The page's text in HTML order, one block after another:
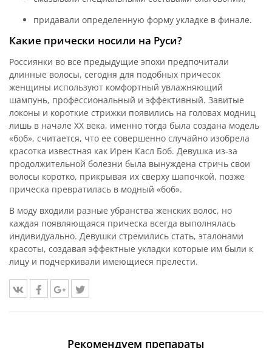
придавали определенную форму укладке в финале.
Какие прически носили на Руси?
Россиянки во все предыдущие эпохи предпочитали
длинные волосы, сегодня для подобных причесок
женщины используют комфортный увлажняющий
шампунь, профессиональный и эффективный. Завитые
локоны и короткие стрижки появились на головах модниц
лишь в начале XX века, именно тогда была создана модель
«боб», считается, что ее совершенно случайно изобрела
красотка известная как Ирен Касл Боб. Девушка из-за
продолжительной болезни была вынуждена стричь свои
волосы коротко, прикрывая их сверху шапочкой, позже
прическа превратилась в модный «боб».
В моду входили разные убранства женских волос, но
каждая появляющаяся прическа всегда выполнялась
индивидуально. Девушки стремились стать, эталонами
красоты, создавая эффектные укладки которые им были к
лицу и подчеркивали имеющиеся прелести.
Рекомендуем препараты